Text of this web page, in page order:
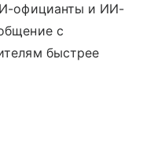
официанты и ИИ-
с
быстрее